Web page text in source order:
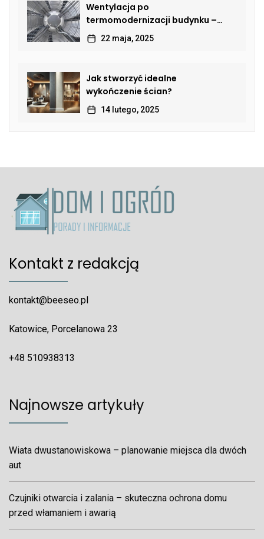
Wentylacja po
termomodernizacji budynku –
jak przywrócić sprawną wymianę
powietrza?
22 maja, 2025
Jak stworzyć idealne
wykończenie ścian?
14 lutego, 2025
Kontakt z redakcją
kontakt@beeseo.pl
Katowice, Porcelanowa 23
+48 510938313
Najnowsze artykuły
Wiata dwustanowiskowa – planowanie miejsca dla dwóch
aut
Czujniki otwarcia i zalania – skuteczna ochrona domu
przed włamaniem i awarią